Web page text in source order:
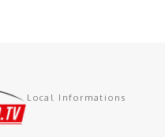
Local Informations